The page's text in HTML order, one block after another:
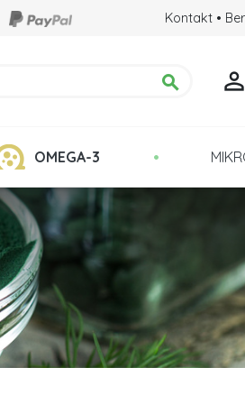
Kontakt •
 
Qualität: Kultur in
OMEGA-3 •